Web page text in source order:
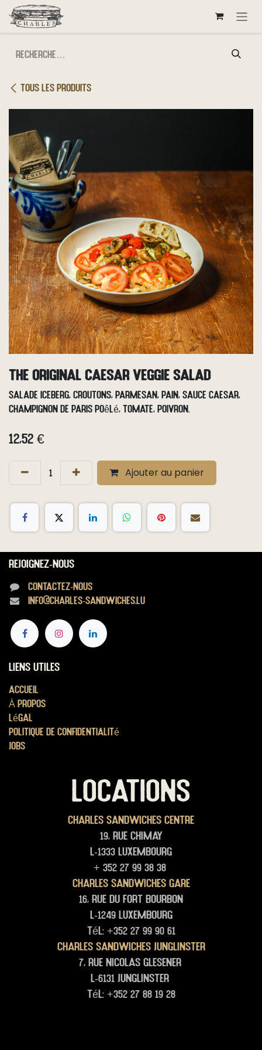
Se rendre au contenu
Tous les produits
The Original Caesar Veggie Salad
Salade iceberg, croutons, parmesan, pain, sauce Caesar,
champignon de Paris poêlé, tomate, poivron.
12,52 €
Ajouter au panier
Rejoignez-nous
Contactez-nous
info@charles-sandwiches.lu
Liens utiles
Accueil
À propos
Légal
Politique de confidentialité
Jobs
LOCATIONS
Charles Sandwiches Centre
19, rue Chimay
L-1333 Luxembourg
+ 352 27 99 38 38
Charles Sandwiches Gare
16, rue du Fort Bourbon
L-1249 Luxembourg
Tél: +352 27 99 90 61
Charles Sandwiches junglinster
7, rue Nicolas glesener
L-6131 junglinster
Tél: +352 27 88 19 28